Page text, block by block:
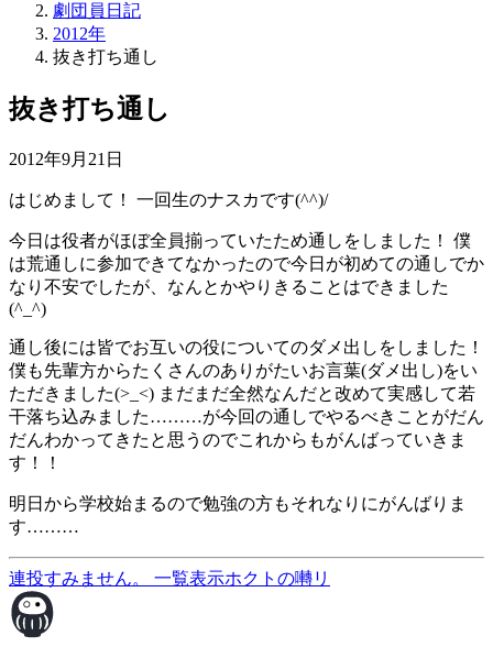
劇団員日記
2012年
抜き打ち通し
抜き打ち通し
2012年9月21日
はじめまして！ 一回生のナスカです(^^)/
今日は役者がほぼ全員揃っていたため通しをしました！ 僕
は荒通しに参加できてなかったので今日が初めての通しでか
なり不安でしたが、なんとかやりきることはできました
(^_^)
通し後には皆でお互いの役についてのダメ出しをしました！
僕も先輩方からたくさんのありがたいお言葉(ダメ出し)をい
ただきました(>_<) まだまだ全然なんだと改めて実感して若
干落ち込みました………が今回の通しでやるべきことがだん
だんわかってきたと思うのでこれからもがんばっていきま
す！！
明日から学校始まるので勉強の方もそれなりにがんばりま
す………
連投すみません。 一覧表示ホクトの囀リ